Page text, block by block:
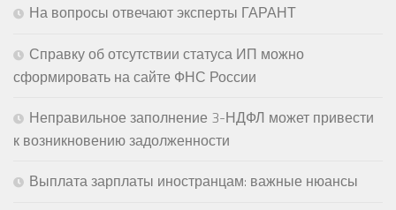
На вопросы отвечают эксперты ГАРАНТ
Справку об отсутствии статуса ИП можно
сформировать на сайте ФНС России
Неправильное заполнение 3-НДФЛ может привести
к возникновению задолженности
Выплата зарплаты иностранцам: важные нюансы